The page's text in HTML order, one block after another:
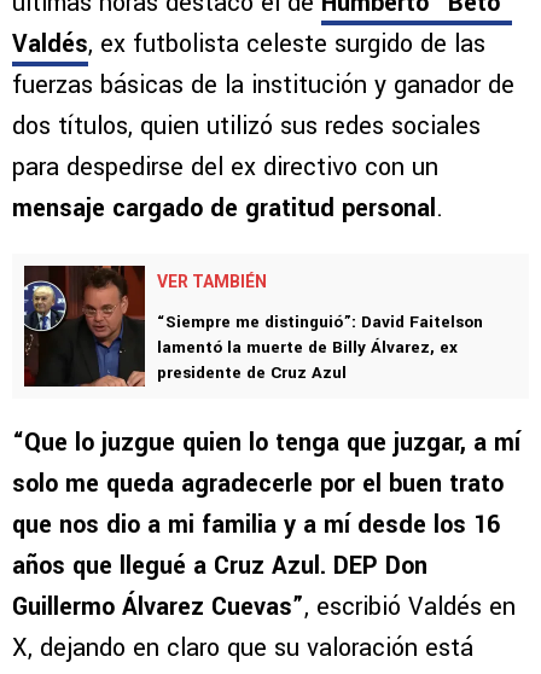
Entre los mensajes que aparecieron en las
últimas horas destacó el de
Humberto “Beto”
Valdés
, ex futbolista celeste surgido de las
fuerzas básicas de la institución y ganador de
para despedirse del ex directivo con un
mensaje cargado de gratitud personal.
“Siempre me distinguió”: David Faitelson
lamentó la muerte de Billy Álvarez, ex
presidente de Cruz Azul
“Que lo juzgue quien lo tenga que juzgar, a mí
solo me queda agradecerle por el buen trato
que nos dio a mi familia y a mí desde los 16